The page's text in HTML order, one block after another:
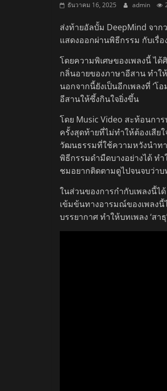
ธันวาคม 16, 2025 admin
ส่งท้ายอัลบั้ม DeepMind จาก
แสดงออกผ่านพิธีกรรม กับเรื่
โดยความพิเศษของเพลงนี้ ไ
กลิ่นอายของภาษาอีสาน ทำใ
นอกจากนี้ยังเป็นอีกเพลงที่ ‘โ
อีสานให้ซึ้งกินใจยิ่งขึ้น
โดย Music Video สะท้อนกา
ครั้งสุดท้ายที่ไม่ทำให้ต้องเสีย
วัฒนธรรมที่ใช้ความหวังนำท
พิธีกรรมดำมืดบางอย่างได้ ท
ชมอยากติดตามดูไปจนจบว่าบ
ในส่วนของการกำกับเพลงนี้ไ
เข้มข้นทางอารมณ์ของเพลง
บรรยากาศ ทำให้บทเพลง ‘ส